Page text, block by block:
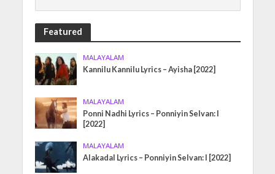
Featured
MALAYALAM
Kannilu Kannilu Lyrics – Ayisha [2022]
MALAYALAM
Ponni Nadhi Lyrics – Ponniyin Selvan: I
[2022]
MALAYALAM
Alakadal Lyrics – Ponniyin Selvan: I [2022]